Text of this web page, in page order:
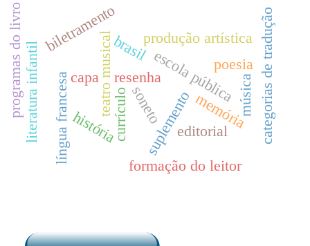
teatro musicalbrasil
história
resenha
editorial
língua francesa escola pública
currículo memória
produção artística
biletramento
capa
suplemento categorias de tradução
literatura infantil poesia
música
programas do livro
formação do leitor
soneto